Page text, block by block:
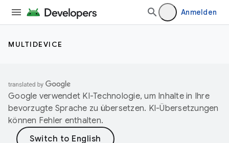
Anmelden
MULTIDEVICE
Google verwendet KI-Technologie, um Inhalte in Ihre
bevorzugte Sprache zu übersetzen. KI-Übersetzungen
können Fehler enthalten.